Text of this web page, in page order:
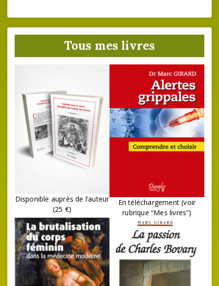
Tous mes livres
Disponible auprès de l’auteur
(25 €)
En téléchargement (voir
rubrique “Mes livres”)